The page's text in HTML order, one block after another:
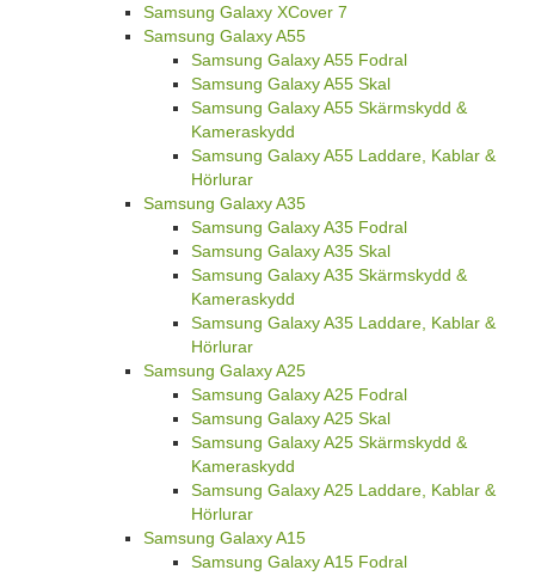
Samsung Galaxy XCover 7
Samsung Galaxy A55
Samsung Galaxy A55 Fodral
Samsung Galaxy A55 Skal
Samsung Galaxy A55 Skärmskydd &
Kameraskydd
Samsung Galaxy A55 Laddare, Kablar &
Hörlurar
Samsung Galaxy A35
Samsung Galaxy A35 Fodral
Samsung Galaxy A35 Skal
Samsung Galaxy A35 Skärmskydd &
Kameraskydd
Samsung Galaxy A35 Laddare, Kablar &
Hörlurar
Samsung Galaxy A25
Samsung Galaxy A25 Fodral
Samsung Galaxy A25 Skal
Samsung Galaxy A25 Skärmskydd &
Kameraskydd
Samsung Galaxy A25 Laddare, Kablar &
Hörlurar
Samsung Galaxy A15
Samsung Galaxy A15 Fodral